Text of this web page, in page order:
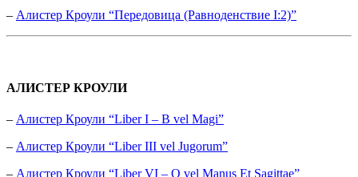
– Алистер Кроули “Передовица (Равноденствие I:2)”
АЛИСТЕР КРОУЛИ
– Алистер Кроули “Liber I – B vel Magi”
– Алистер Кроули “Liber III vel Jugorum”
– Алистер Кроули “Liber VI – O vel Manus Et Sagittae”